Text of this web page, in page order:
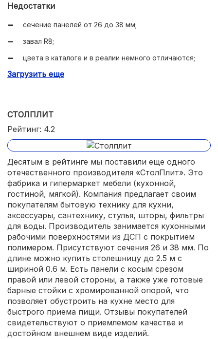
Недостатки
сечение панелей от 26 до 38 мм;
завал R8;
цвета в каталоге и в реалии немного отличаются;
попадаются нерадивые менеджеры.
Загрузить еще
СТОЛПЛИТ
Рейтинг: 4.2
Десятым в рейтинге мы поставили еще одного
отечественного производителя «СтолПлит». Это
фабрика и гипермаркет мебели (кухонной,
гостиной, мягкой). Компания предлагает своим
покупателям бытовую технику для кухни,
аксессуары, сантехнику, стулья, шторы, фильтры
для воды. Производитель занимается кухонными
рабочими поверхностями из ДСП с покрытием
полимером. Присутствуют сечения 26 и 38 мм. По
длине можно купить столешницу до 2.5 м с
шириной 0.6 м. Есть панели с косым срезом
правой или левой стороны, а также уже готовые
барные стойки с хромированной опорой, что
позволяет обустроить на кухне место для
быстрого приема пищи. Отзывы покупателей
свидетельствуют о приемлемом качестве и
достойном внешнем виде изделий.